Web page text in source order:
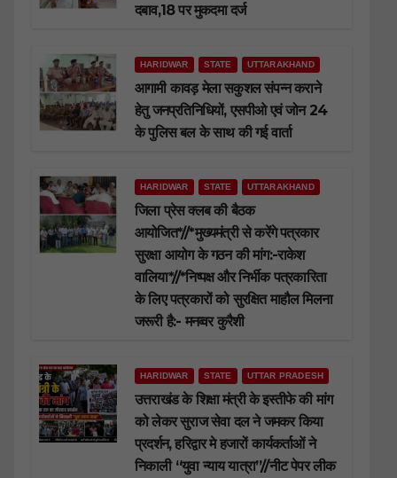
दबाव,18 पर मुकदमा दर्ज
HARIDWAR STATE UTTARAKHAND
आगामी कावड़ मेला सकुशल संपन्न कराने
हेतु जनप्रतिनिधियों, एसपीओ एवं जोन 24
के पुलिस बल के साथ की गई वार्ता
HARIDWAR STATE UTTARAKHAND
जिला प्रेस क्लब की बैठक
आयोजित*//*मुख्यमंत्री से करेंगे पत्रकार
सुरक्षा आयोग के गठन की मांग:-राकेश
वालिया*//*निष्पक्ष और निर्भीक पत्रकारिता
के लिए पत्रकारों को सुरक्षित माहौल मिलना
जरूरी है:- मनव्वर कुरैशी
HARIDWAR STATE UTTAR PRADESH
उत्तराखंड के शिक्षा मंत्री के इस्तीफे की मांग
को लेकर सुराज सेवा दल ने जमकर किया
प्रदर्शन, हरिद्वार मे हजारों कार्यकर्ताओं ने
निकाली “युवा न्याय यात्रा”//नीट पेपर लीक